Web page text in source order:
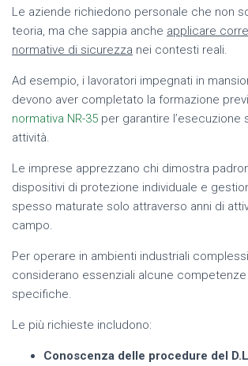
Le aziende richiedono personale che non
teoria, ma che sappia anche applicare
normative di sicurezza nei contesti reali.
Ad esempio, i lavoratori impegnati in
devono aver completato la formazione
normativa NR-35 per garantire l’esecuzione
attività.
Le imprese apprezzano chi dimostra
dispositivi di protezione individuale e
spesso maturate solo attraverso anni di
campo.
Per operare in ambienti industriali
considerano essenziali alcune
specifiche.
Le più richieste includono:
Conoscenza delle procedure del